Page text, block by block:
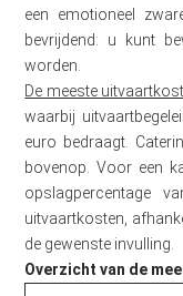
een emotioneel
bevrijdend: u kunt
worden.
De meeste
waarbij
euro bedraagt.
bovenop. Voor een
opslagpercentage
uitvaartkosten,
de gewenste invulling.
Overzicht van de